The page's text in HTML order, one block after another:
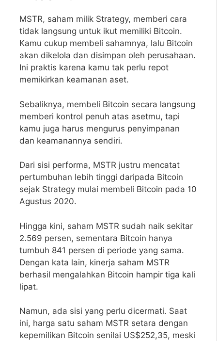
MSTR, saham milik Strategy, memberi cara
tidak langsung untuk ikut memiliki Bitcoin.
Kamu cukup membeli sahamnya, lalu Bitcoin
akan dikelola dan disimpan oleh perusahaan.
Ini praktis karena kamu tak perlu repot
memikirkan keamanan aset.
Sebaliknya, membeli Bitcoin secara langsung
memberi kontrol penuh atas asetmu, tapi
kamu juga harus mengurus penyimpanan
dan keamanannya sendiri.
Dari sisi performa, MSTR justru mencatat
pertumbuhan lebih tinggi daripada Bitcoin
sejak Strategy mulai membeli Bitcoin pada 10
Agustus 2020.
Hingga kini, saham MSTR sudah naik sekitar
2.569 persen, sementara Bitcoin hanya
tumbuh 841 persen di periode yang sama.
Dengan kata lain, kinerja saham MSTR
berhasil mengalahkan Bitcoin hampir tiga kali
lipat.
Namun, ada sisi yang perlu dicermati. Saat
ini, harga satu saham MSTR setara dengan
kepemilikan Bitcoin senilai US$252,35, meski